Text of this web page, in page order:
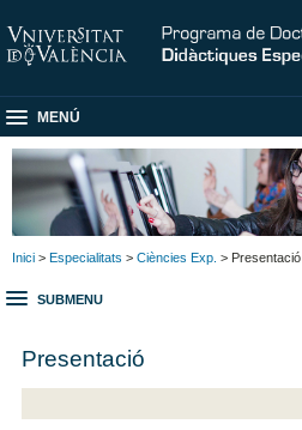
MENÚ
Inici > Especialitats > Ciències Exp. > Presentació
SUBMENU
Presentació